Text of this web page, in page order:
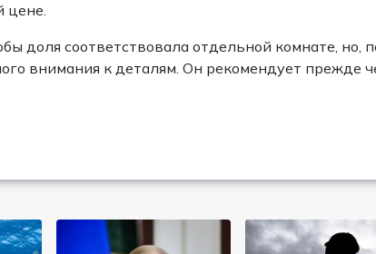
цене.
доля соответствовала отдельной комнате, но,
внимания к деталям. Он рекомендует прежде